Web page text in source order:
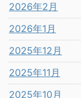
2026年2月
2026年1月
2025年12月
2025年11月
2025年10月